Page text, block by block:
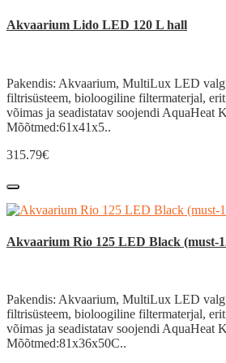
Akvaarium Lido LED 120 L hall
Pakendis: Akvaarium, MultiLux LED
filtrisüsteem, bioloogiline filtermaterjal,
võimas ja seadistatav soojendi AquaHeat
Mõõtmed:61x41x5..
315.79€
Akvaarium Rio 125 LED Black (must-
Pakendis: Akvaarium, MultiLux LED
filtrisüsteem, bioloogiline filtermaterjal,
võimas ja seadistatav soojendi AquaHeat
Mõõtmed:81x36x50C..